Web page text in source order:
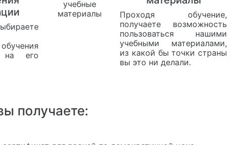
на его
Проходя обучение,
получаете возможность
пользоваться нашими
учебными материалами,
из какой бы точки страны
вы это ни делали.
получаете: